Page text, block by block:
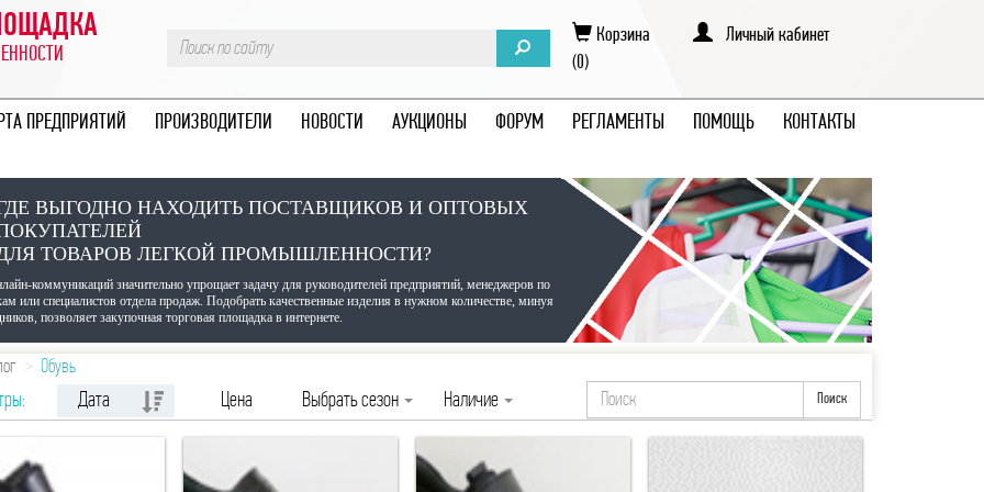
Корзина
(0)
Личный кабинет
ПРЕДПРИЯТИЙ ПРОИЗВОДИТЕЛИ НОВОСТИ АУКЦИОНЫ ФОРУМ РЕГЛАМЕНТЫ ПОМОЩЬ КОНТАКТЫ
ВЫГОДНО НАХОДИТЬ ПОСТАВЩИКОВ И ОПТОВЫХ
ТОВАРОВ ЛЕГКОЙ ПРОМЫШЛЕННОСТИ?
коммуникаций значительно упрощает задачу для руководителей предприятий, менеджеров по
или специалистов отдела продаж. Подобрать качественные изделия в нужном количестве, минуя
позволяет закупочная торговая площадка в интернете.
Обувь
Дата Цена Выбрать сезон Наличие Поиск